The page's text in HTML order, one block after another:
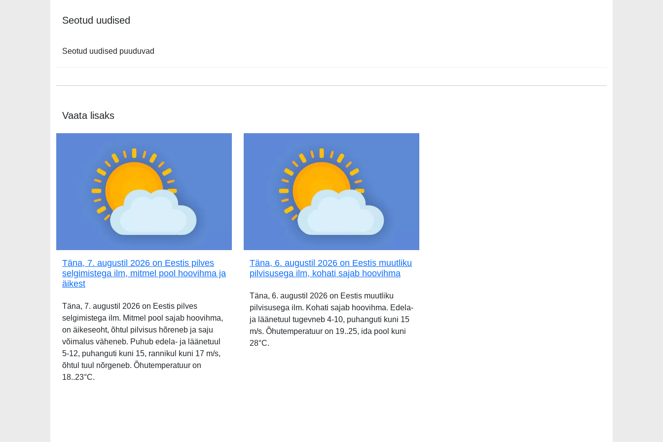
Seotud uudised
Seotud uudised puuduvad
Vaata lisaks
Täna, 7. augustil 2026 on Eestis pilves
selgimistega ilm, mitmel pool hoovihma ja
äikest
Täna, 7. augustil 2026 on Eestis pilves
selgimistega ilm. Mitmel pool sajab hoovihma,
on äikeseoht, õhtul pilvisus hõreneb ja saju
võimalus väheneb. Puhub edela- ja läänetuul
5-12, puhanguti kuni 15, rannikul kuni 17 m/s,
õhtul tuul nõrgeneb. Õhutemperatuur on
18..23°C.
Täna, 6. augustil 2026 on Eestis muutliku
pilvisusega ilm, kohati sajab hoovihma
Täna, 6. augustil 2026 on Eestis muutliku
pilvisusega ilm. Kohati sajab hoovihma. Edela-
ja läänetuul tugevneb 4-10, puhanguti kuni 15
m/s. Õhutemperatuur on 19..25, ida pool kuni
28°C.